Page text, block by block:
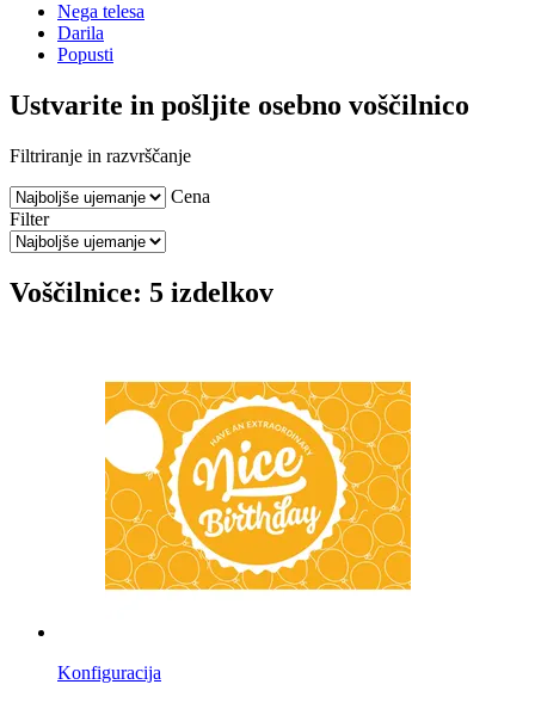
Nega telesa
Darila
Popusti
Ustvarite in pošljite osebno voščilnico
Filtriranje in razvrščanje
Cena
Filter
Voščilnice: 5 izdelkov
Konfiguracija